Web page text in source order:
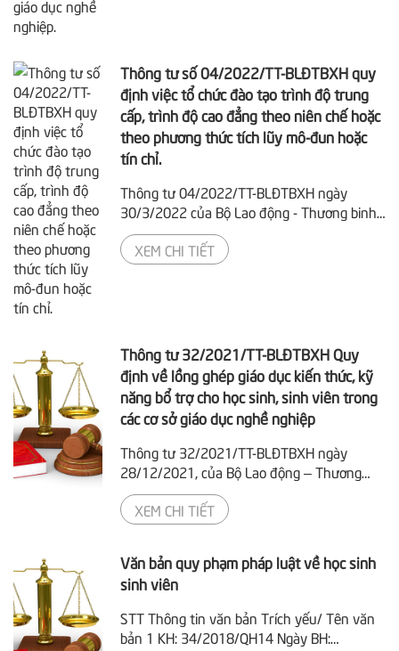
động - Thương binh và Xã hội quy định về
liên kết tổ chức thực...
Thông tư số 04/2022/TT-BLĐTBXH quy
định việc tổ chức đào tạo trình độ trung
cấp, trình độ cao đẳng theo niên chế hoặc
theo phương thức tích lũy mô-đun hoặc
tín chỉ.
Thông tư 04/2022/TT-BLĐTBXH ngày
30/3/2022 của Bộ Lao động - Thương binh
và Xã hội quy định về tổ chức và quản lý
đào tạo trình độ trung cấp, trình độ cao
đẳng theo niên chế hoặc theo phương thức
2022. Thông tư số 09/2017/TT-
BLĐTBXH ngày 13 tháng...
XEM CHI TIẾT
Thông tư 32/2021/TT-BLĐTBXH Quy
định về lồng ghép giáo dục kiến thức, kỹ
năng bổ trợ cho học sinh, sinh viên trong
các cơ sở giáo dục nghề nghiệp
Thông tư 32/2021/TT-BLĐTBXH ngày
28/12/2021, của Bộ Lao động – Thương
binh và Xã hội quy định về nội dung, thời
lượng, phương pháp tổ chức, đánh giá kết
quả lồng ghép giáo dục kiến thức, kỹ năng
ngành, nghề đào tạo trình độ cao đẳng,
trình độ trung cấp, trình độ sơ cấp theo quy
định của Luật Giáo dục nghề nghiệp. Thông
tư này áp...
XEM CHI TIẾT
Văn bản quy phạm pháp luật về học sinh
sinh viên
STT Thông tin văn bản Trích yếu/ Tên văn
bản 1 KH: 34/2018/QH14 Ngày BH: